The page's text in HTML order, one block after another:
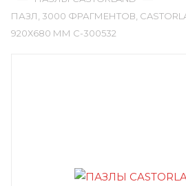
ПАЗЛ, 3000 ФРАГМЕНТОВ,
920Х680 ММ C-300532